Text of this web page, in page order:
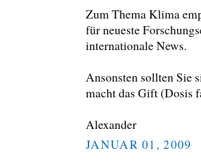
Zum Thema Klima
für neueste
internationale News.
Ansonsten sollten Sie
macht das Gift (Dosis
Alexander
JANUAR 01, 2009